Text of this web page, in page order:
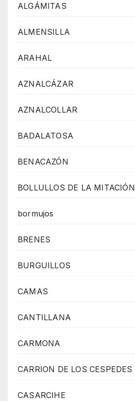
ALGÁMITAS
ALMENSILLA
ARAHAL
AZNALCÁZAR
AZNALCOLLAR
BADALATOSA
BENACAZÓN
BOLLULLOS DE LA MITACIÓN
bormujos
BRENES
BURGUILLOS
CAMAS
CANTILLANA
CARMONA
CARRION DE LOS CESPEDES
CASARCIHE